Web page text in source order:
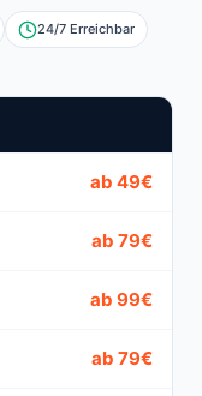
24/7 Erreichbar
ab 49€
ab 79€
ab 99€
ab 79€